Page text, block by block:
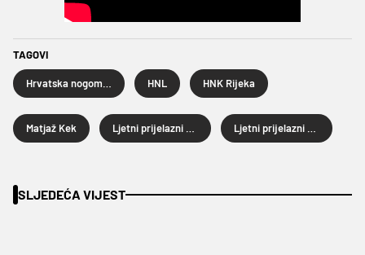
TAGOVI
HNL HNK Rijeka
Matjaž Kek
SLJEDEĆA VIJEST